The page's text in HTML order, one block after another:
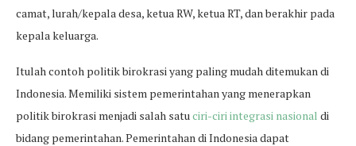
camat, lurah/kepala desa, ketua RW, ketua RT, dan berakhir pada
kepala keluarga.
Itulah contoh politik birokrasi yang paling mudah ditemukan di
Indonesia. Memiliki sistem pemerintahan yang menerapkan
politik birokrasi menjadi salah satuciri-ciri integrasi nasional di
bidang pemerintahan. Pemerintahan di Indonesia dapat